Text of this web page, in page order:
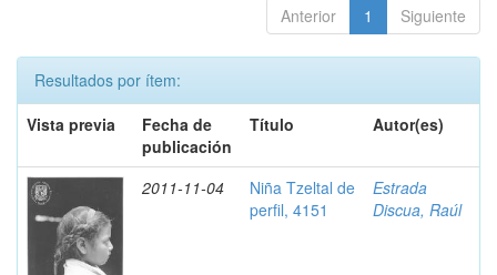
Anterior 1 Siguiente
Resultados por ítem:
Vista previa
Fecha de
publicación
Título Autor(es)
2011-11-04
Niña Tzeltal de
perfil, 4151
Estrada
Discua, Raúl